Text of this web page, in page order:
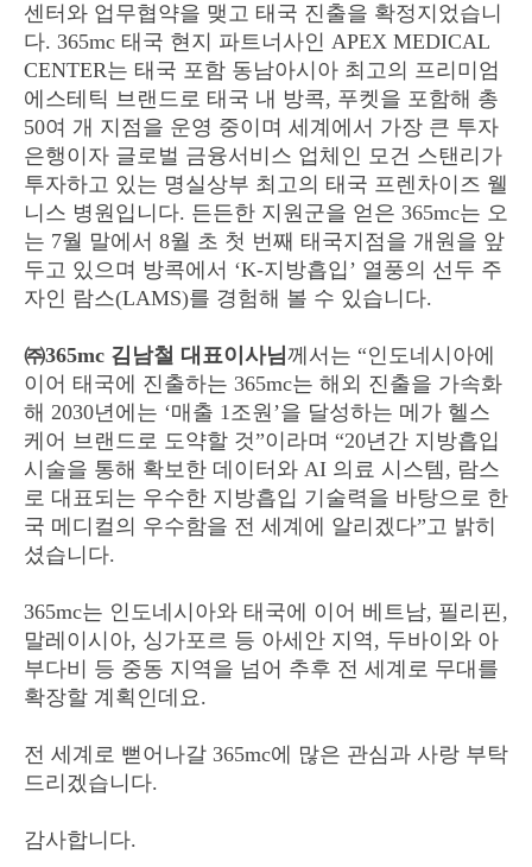
센터와 업무협약을 맺고 태국 진출을 확정지었습니
다. 365mc 태국 현지 파트너사인 APEX MEDICAL
CENTER는 태국 포함 동남아시아 최고의 프리미엄
에스테틱 브랜드로 태국 내 방콕, 푸켓을 포함해 총
50여 개 지점을 운영 중이며 세계에서 가장 큰 투자
은행이자 글로벌 금융서비스 업체인 모건 스탠리가
투자하고 있는 명실상부 최고의 태국 프렌차이즈 웰
니스 병원입니다. 든든한 지원군을 얻은 365mc는 오
는 7월 말에서 8월 초 첫 번째 태국지점을 개원을 앞
두고 있으며 방콕에서 ‘K-지방흡입’ 열풍의 선두 주
자인 람스(LAMS)를 경험해 볼 수 있습니다.
㈜365mc 김남철 대표이사님 께서는 “인도네시아에
이어 태국에 진출하는 365mc는 해외 진출을 가속화
해 2030년에는 ‘매출 1조원’을 달성하는 메가 헬스
케어 브랜드로 도약할 것”이라며 “20년간 지방흡입
시술을 통해 확보한 데이터와 AI 의료 시스템, 람스
로 대표되는 우수한 지방흡입 기술력을 바탕으로 한
국 메디컬의 우수함을 전 세계에 알리겠다”고 밝히
셨습니다.
365mc는 인도네시아와 태국에 이어 베트남, 필리핀,
말레이시아, 싱가포르 등 아세안 지역, 두바이와 아
부다비 등 중동 지역을 넘어 추후 전 세계로 무대를
확장할 계획인데요.
전 세계로 뻗어나갈 365mc에 많은 관심과 사랑 부탁
드리겠습니다.
감사합니다.